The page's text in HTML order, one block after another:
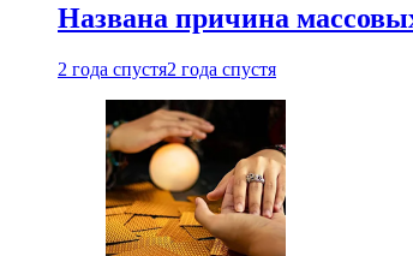
Названа причина
2 года спустя2 года спустя